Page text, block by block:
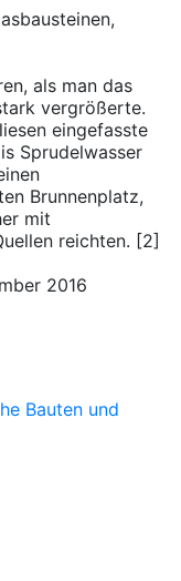
als man das
vergrößerte.
eingefasste
Sprudelwasser
Brunnenplatz,
mit
reichten. [2]
2016
Bauten und